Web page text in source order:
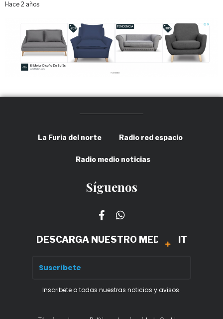
Hace 2 años
La Furia del norte Radio red espacio
Radio medio noticias
Síguenos
DESCARGA NUESTRO MEDIA KIT
Inscribete a todas nuestras noticias y avisos.